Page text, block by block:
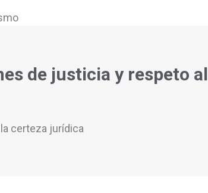
de justicia y respeto al
certeza jurídica